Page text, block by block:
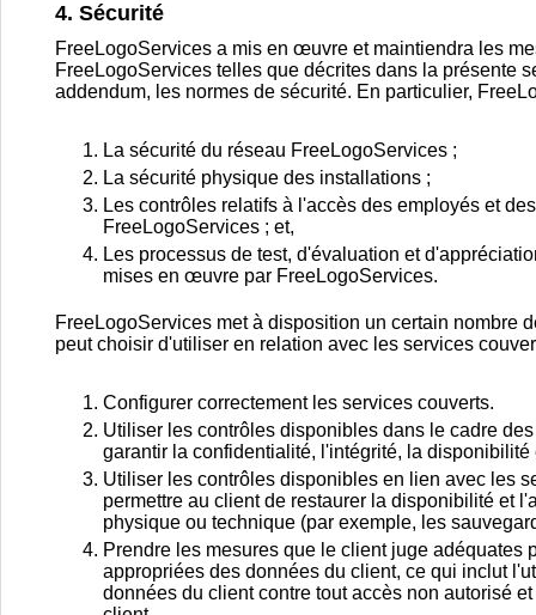
4. Sécurité
FreeLogoServices a mis en œuvre et maintiendra les
FreeLogoServices telles que décrites dans la présente
addendum, les normes de sécurité. En particulier,
La sécurité du réseau FreeLogoServices ;
La sécurité physique des installations ;
Les contrôles relatifs à l'accès des employés et
FreeLogoServices ; et,
Les processus de test, d'évaluation et
mises en œuvre par FreeLogoServices.
FreeLogoServices met à disposition un certain nombre
peut choisir d'utiliser en relation avec les services
Configurer correctement les services couverts.
Utiliser les contrôles disponibles dans le cadre
garantir la confidentialité, l'intégrité, la
Utiliser les contrôles disponibles en lien avec les
permettre au client de restaurer la disponibilité et
physique ou technique (par exemple, les
Prendre les mesures que le client juge adéquates
appropriées des données du client, ce qui inclut
données du client contre tout accès non autorisé